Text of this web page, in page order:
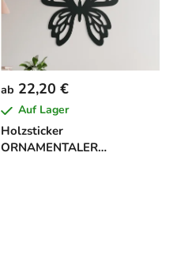
Holzsticker
ORNAMENTALER
ab 22,20 €
Auf Lager